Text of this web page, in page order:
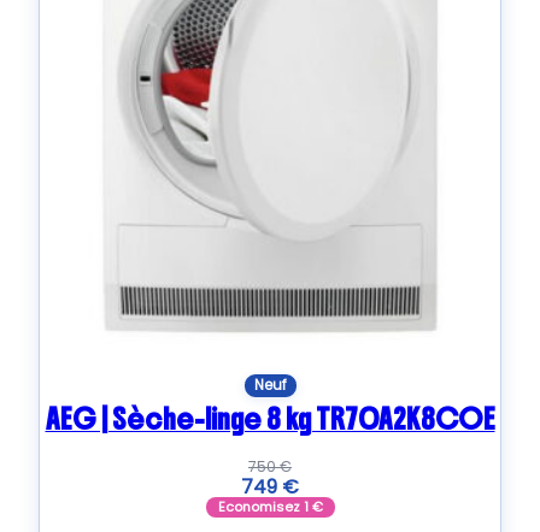
Neuf
AEG | Sèche-linge 8 kg TR70A2K8COE
750€
749 €
Economisez1€